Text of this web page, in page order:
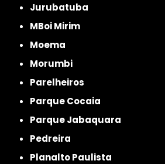
Jurubatuba
MBoi Mirim
Moema
Morumbi
Parelheiros
Parque Cocaia
Parque Jabaquara
Pedreira
Planalto Paulista